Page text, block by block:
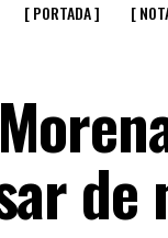
[ PORTADA ] [
de